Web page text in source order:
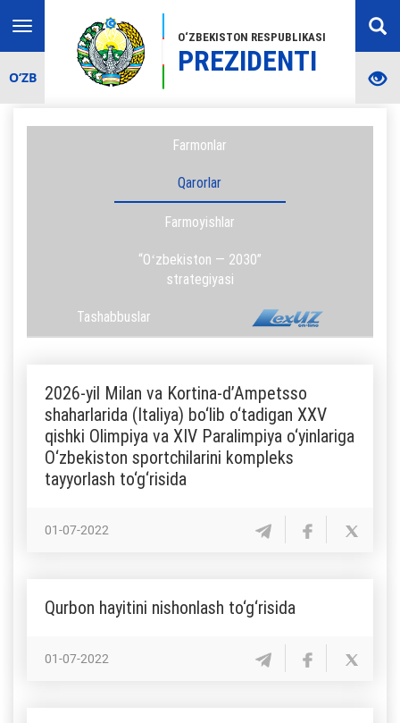
O‘ZBEKISTON RESPUBLIKASI
PREZIDENTI
Toggle
navigation
O‘ZB
Farmonlar
Qarorlar
Farmoyishlar
“Oʻzbekiston — 2030”
strategiyasi
Tashabbuslar
2026-yil Milan va Kortina-d’Ampetsso
shaharlarida (Italiya) bo‘lib o‘tadigan XXV
qishki Olimpiya va XIV Paralimpiya o‘yinlariga
O‘zbekiston sportchilarini kompleks
tayyorlash to‘g‘risida
01-07-2022
Qurbon hayitini nishonlash to‘g‘risida
01-07-2022